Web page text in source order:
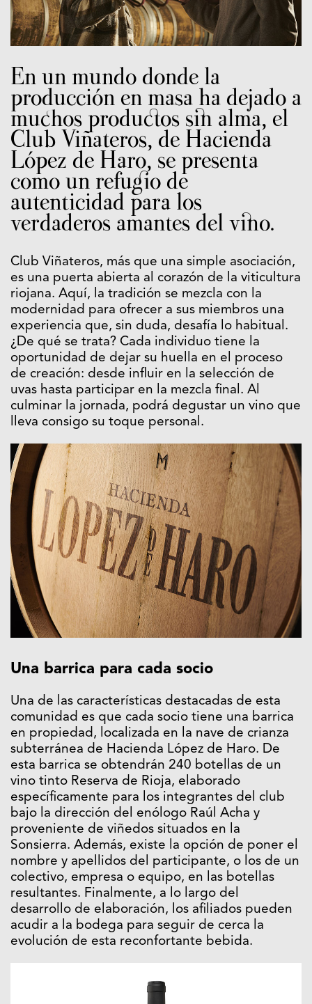
En un mundo donde la
producción en masa ha dejado a
muchos productos sin alma, el
Club Viñateros, de Hacienda
López de Haro, se presenta
como un refugio de
autenticidad para los
verdaderos amantes del vino.
Club Viñateros, más que una simple asociación,
es una puerta abierta al corazón de la viticultura
riojana. Aquí, la tradición se mezcla con la
modernidad para ofrecer a sus miembros una
experiencia que, sin duda, desafía lo habitual.
¿De qué se trata? Cada individuo tiene la
oportunidad de dejar su huella en el proceso
de creación: desde influir en la selección de
uvas hasta participar en la mezcla final. Al
culminar la jornada, podrá degustar un vino que
lleva consigo su toque personal.
Una barrica para cada socio
Una de las características destacadas de esta
comunidad es que cada socio tiene una barrica
en propiedad, localizada en la nave de crianza
subterránea de Hacienda López de Haro. De
esta barrica se obtendrán 240 botellas de un
vino tinto Reserva de Rioja, elaborado
específicamente para los integrantes del club
bajo la dirección del enólogo Raúl Acha y
proveniente de viñedos situados en la
Sonsierra. Además, existe la opción de poner el
nombre y apellidos del participante, o los de un
colectivo, empresa o equipo, en las botellas
resultantes. Finalmente, a lo largo del
desarrollo de elaboración, los afiliados pueden
acudir a la bodega para seguir de cerca la
evolución de esta reconfortante bebida.